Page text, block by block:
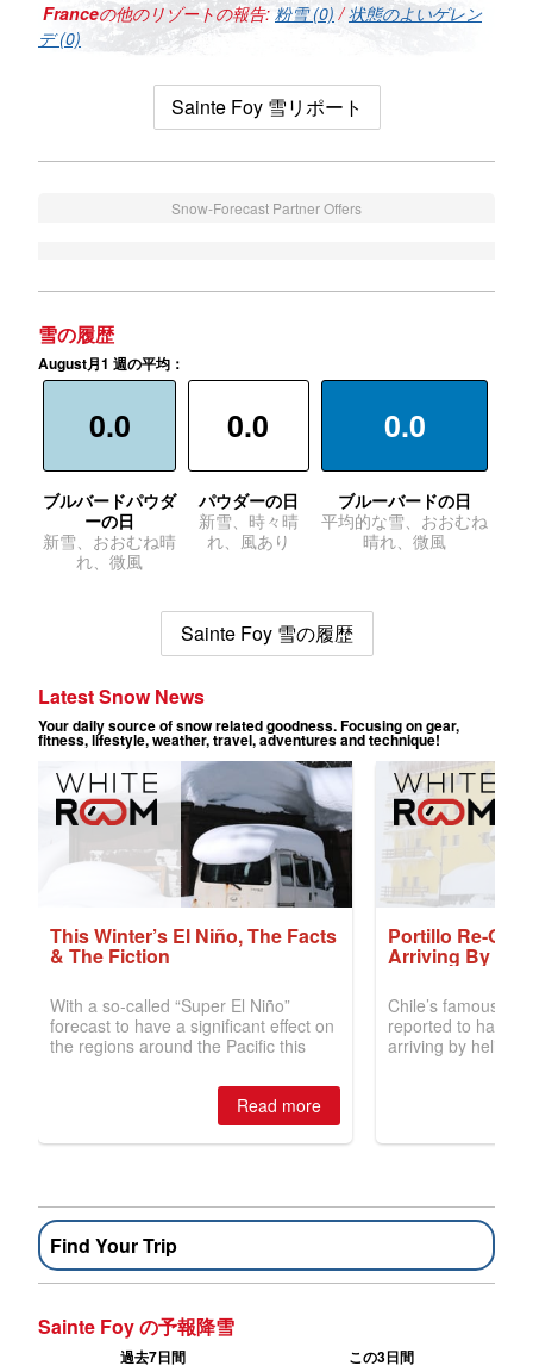
Franceの他のリゾートの報告: 粉雪 (0) /状態のよいゲレン
デ (0)
Sainte Foy 雪リポート
Snow-Forecast Partner Offers
雪の履歴
August月1 週の平均：
0.0
ブルバードパウダ
ーの日
新雪、おおむね晴
れ、微風
0.0
パウダーの日
新雪、時々晴
れ、風あり
0.0
ブルーバードの日
平均的な雪、おおむね
晴れ、微風
Sainte Foy 雪の履歴
Find Your Trip
Sainte Foy の予報降雪
過去7日間 この3日間